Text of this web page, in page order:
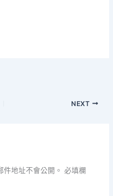
NEXT
地址不會公開。 必填欄